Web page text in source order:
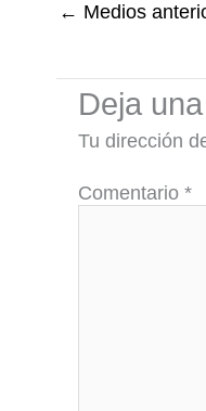
← Medios
Deja
Tu dirección
Comentario *